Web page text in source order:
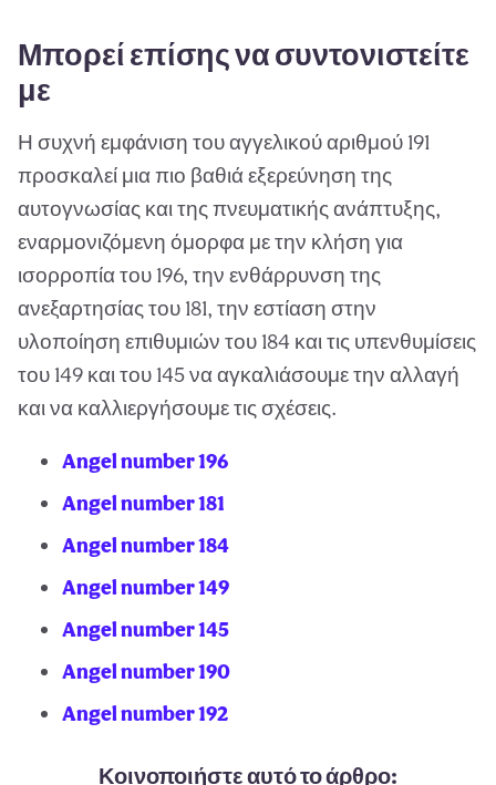
Μπορεί επίσης να συντονιστείτε
με
Η συχνή εμφάνιση του αγγελικού αριθμού 191
προσκαλεί μια πιο βαθιά εξερεύνηση της
αυτογνωσίας και της πνευματικής ανάπτυξης,
εναρμονιζόμενη όμορφα με την κλήση για
ισορροπία του 196, την ενθάρρυνση της
ανεξαρτησίας του 181, την εστίαση στην
υλοποίηση επιθυμιών του 184 και τις υπενθυμίσεις
του 149 και του 145 να αγκαλιάσουμε την αλλαγή
και να καλλιεργήσουμε τις σχέσεις.
Angel number 196
Angel number 181
Angel number 184
Angel number 149
Angel number 145
Angel number 190
Angel number 192
Κοινοποιήστε αυτό το άρθρο: